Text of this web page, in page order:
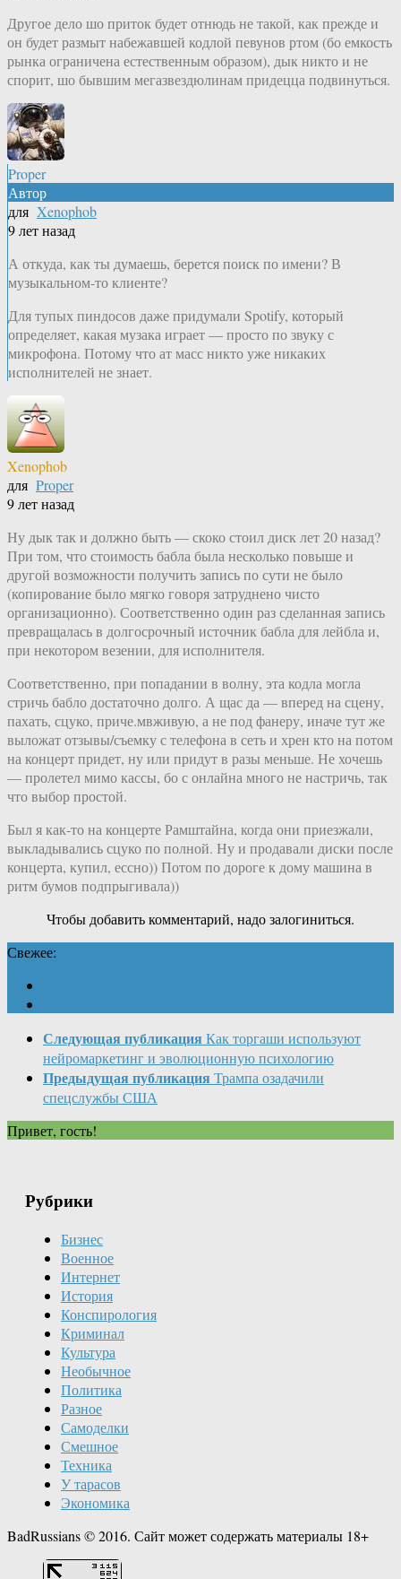
Другое дело шо приток будет отнюдь не такой, как прежде и
он будет размыт набежавшей кодлой певунов ртом (бо емкость
рынка ограничена естественным образом), дык никто и не
спорит, шо бывшим мегазвездюлинам придецца подвинуться.
Proper
Автор
для Xenophob
9 лет назад
А откуда, как ты думаешь, берется поиск по имени? В
музыкальном-то клиенте?
Для тупых пиндосов даже придумали Spotify, который
определяет, какая музака играет — просто по звуку с
микрофона. Потому что ат масс никто уже никаких
исполнителей не знает.
Xenophob
для Proper
9 лет назад
Ну дык так и должно быть — скоко стоил диск лет 20 назад?
При том, что стоимость бабла была несколько повыше и
другой возможности получить запись по сути не было
(копирование было мягко говоря затруднено чисто
организационно). Соответственно один раз сделанная запись
превращалась в долгосрочный источник бабла для лейбла и,
при некотором везении, для исполнителя.
Соответственно, при попадании в волну, эта кодла могла
стричь бабло достаточно долго. А щас да — вперед на сцену,
пахать, сцуко, приче.мвживую, а не под фанеру, иначе тут же
выложат отзывы/съемку с телефона в сеть и хрен кто на потом
на концерт придет, ну или придут в разы меньше. Не хочешь
— пролетел мимо кассы, бо с онлайна много не настричь, так
что выбор простой.
Был я как-то на концерте Рамштайна, когда они приезжали,
выкладывались сцуко по полной. Ну и продавали диски после
концерта, купил, ессно)) Потом по дороге к дому машина в
ритм бумов подпрыгивала))
Чтобы добавить комментарий, надо залогиниться.
Свежее:
Следующая публикация Как торгаши используют
нейромаркетинг и эволюционную психологию
Предыдущая публикация Трампа озадачили
спецслужбы США
Привет, гость!
Рубрики
Бизнес
Военное
Интернет
История
Конспирология
Криминал
Культура
Необычное
Политика
Разное
Самоделки
Смешное
Техника
У тарасов
Экономика
BadRussians © 2016. Сайт может содержать материалы 18+